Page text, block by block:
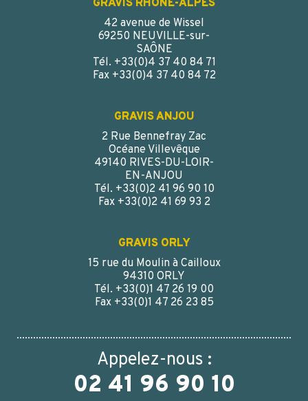
GRAVIS RHÔNE-ALPES
42 avenue de Wissel
69250 NEUVILLE-sur-
SAÔNE
Tél. +33(0)4 37 40 84 71
Fax +33(0)4 37 40 84 72
GRAVIS ANJOU
2 Rue Bennefray Zac
Océane Villevêque
49140 RIVES-DU-LOIR-
EN-ANJOU
Tél. +33(0)2 41 96 90 10
Fax +33(0)2 41 69 93 2
GRAVIS ORLY
15 rue du Moulin à Cailloux
94310 ORLY
Tél. +33(0)1 47 26 19 00
Fax +33(0)1 47 26 23 85
Appelez-nous :
02 41 96 90 10